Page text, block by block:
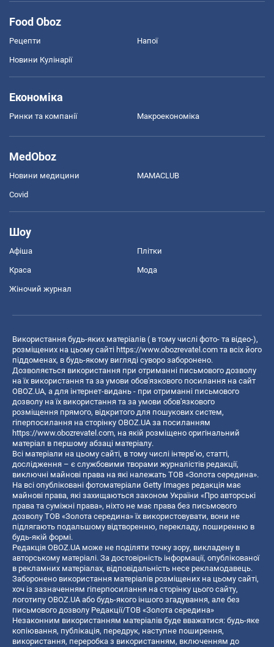
Food Oboz
Рецепти Напої
Новини Кулінарії
Економіка
Ринки та компанії Макроекономіка
MedOboz
Новини медицини MAMACLUB
Covid
Шоу
Афіша Плітки
Краса Мода
Жіночий журнал
Використання будь-яких матеріалів ( в тому числі фото- та відео-),
розміщених на цьому сайті https://www.obozrevatel.com та всіх його
піддоменах, в будь-якому вигляді суворо заборонено.
Дозволяється використання при отриманні письмового дозволу
на їх використання та за умови обов'язкового посилання на сайт
OBOZ.UA, а для інтернет-видань - при отриманні письмового
дозволу на їх використання та за умови обов'язкового
розміщення прямого, відкритого для пошукових систем,
гіперпосилання на сторінку OBOZ.UA за посиланням
https://www.obozrevatel.com, на якій розміщено оригінальний
матеріал в першому абзаці матеріалу.
Всі матеріали на цьому сайті, в тому числі інтерв’ю, статті,
дослідження – є службовими творами журналістів редакції,
виключні майнові права на які належать ТОВ «Золота середина».
На всі опубліковані фотоматеріали Getty Images редакція має
майнові права, які захищаються законом України «Про авторські
права та суміжні права», ніхто не має права без письмового
дозволу ТОВ «Золота середина» їх використовувати, вони не
підлягають подальшому відтворенню, перекладу, поширенню в
будь-якій формі.
Редакція OBOZ.UA може не поділяти точку зору, викладену в
авторському матеріалі. За достовірність інформації, опублікованої
в рекламних матеріалах, відповідальність несе рекламодавець.
Заборонено використання матеріалів розміщених на цьому сайті,
хоч із зазначенням гіперпосилання на сторінку цього сайту,
логотипу OBOZ.UA або будь-якого іншого згадування, але без
письмового дозволу Редакції/ТОВ «Золота середина»
Незаконним використанням матеріалів буде вважатися: будь-яке
копiювання, публiкацiя, передрук, наступне поширення,
використання, переробка з використанням, включенням до